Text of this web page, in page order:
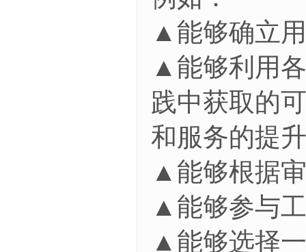
▲能够确立
▲能够利用
践中获取的
和服务的提
▲能够根据
▲能够参与
▲能够选择